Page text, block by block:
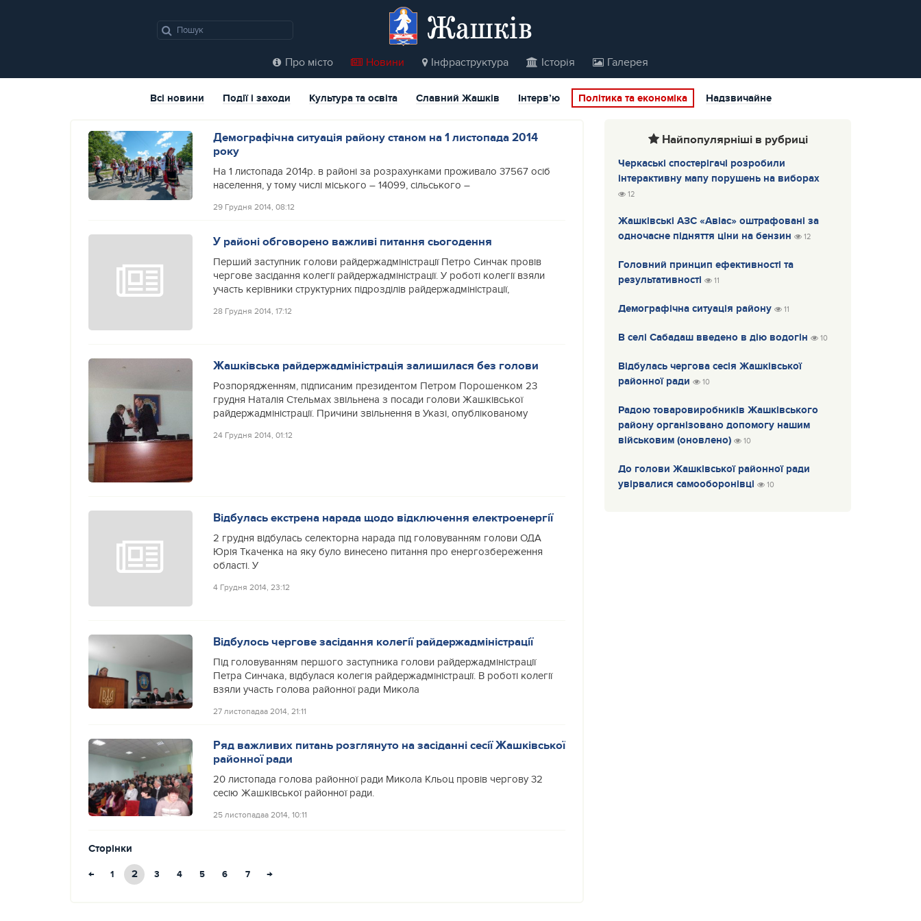
Жашків
Про місто Новини Інфраструктура Історія Галерея
Всі новини Події і заходи Культура та освіта Славний Жашків Інтерв’ю Політика та економіка Надзвичайне
Демографічна ситуація району станом на 1 листопада 2014
року
На 1 листопада 2014р. в районі за розрахунками проживало 37567 осіб
населення, у тому числі міського – 14099, сільського –
29 Грудня 2014, 08:12
У районі обговорено важливі питання сьогодення
Перший заступник голови райдержадміністрації Петро Синчак провів
чергове засідання колегії райдержадміністрації. У роботі колегії взяли
участь керівники структурних підрозділів райдержадміністрації,
28 Грудня 2014, 17:12
Жашківська райдержадміністрація залишилася без голови
Розпорядженням, підписаним президентом Петром Порошенком 23
грудня Наталія Стельмах звільнена з посади голови Жашківської
райдержадміністрації. Причини звільнення в Указі, опублікованому
24 Грудня 2014, 01:12
Відбулась екстрена нарада щодо відключення електроенергії
2 грудня відбулась селекторна нарада під головуванням голови ОДА
Юрія Ткаченка на яку було винесено питання про енергозбереження
області. У
4 Грудня 2014, 23:12
Відбулось чергове засідання колегії райдержадміністрації
Під головуванням першого заступника голови райдержадміністрації
Петра Синчака, відбулася колегія райдержадміністрації. В роботі колегії
взяли участь голова районної ради Микола
27 листопадаа 2014, 21:11
Ряд важливих питань розглянуто на засіданні сесії Жашківської
районної ради
20 листопада голова районної ради Микола Кльоц провів чергову 32
сесію Жашківської районної ради.
25 листопадаа 2014, 10:11
Сторінки
← 1 2 3 4 5 6 7 →
Найпопулярніші в рубриці
Черкаські спостерігачі розробили
інтерактивну мапу порушень на виборах
12
Жашківські АЗС «Авіас» оштрафовані за
одночасне підняття ціни на бензин
12
Головний принцип ефективності та
результативності
11
Демографічна ситуація району 11
В селі Сабадаш введено в дію водогін 10
Відбулась чергова сесія Жашківської
районної ради
10
Радою товаровиробників Жашківського
району організовано допомогу нашим
військовим (оновлено)
10
До голови Жашківської районної ради
увірвалися самооборонівці
10